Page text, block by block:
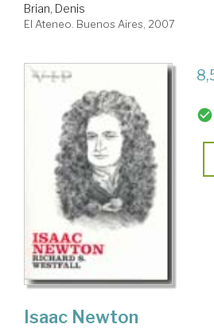
Brian, Denis
El Ateneo. Buenos Aires, 2007
Isaac Newton